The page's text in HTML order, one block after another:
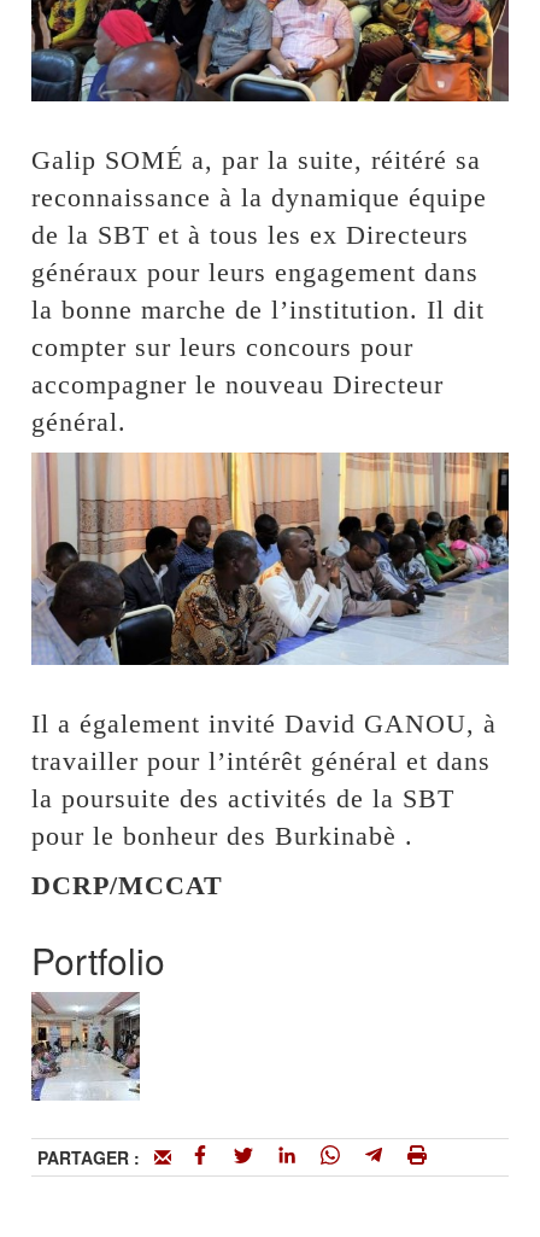
Galip SOMÉ a, par la suite, réitéré sa
reconnaissance à la dynamique équipe
de la SBT et à tous les ex Directeurs
généraux pour leurs engagement dans
la bonne marche de l’institution. Il dit
compter sur leurs concours pour
accompagner le nouveau Directeur
général.
Il a également invité David GANOU, à
travailler pour l’intérêt général et dans
la poursuite des activités de la SBT
pour le bonheur des Burkinabè .
DCRP/MCCAT
Portfolio
PARTAGER :